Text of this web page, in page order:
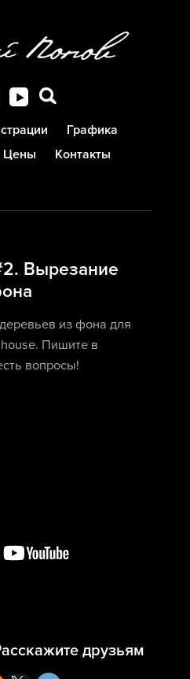
Графика
Цены Контакты
Вырезание
из фона для
Пишите в
вопросы!
друзьям